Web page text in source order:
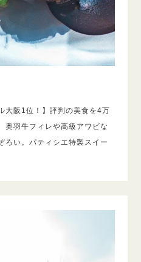
大阪1位！】評判の美食を4万
奥羽牛フィレや高級アワビな
ろい。パティシエ特製スイー